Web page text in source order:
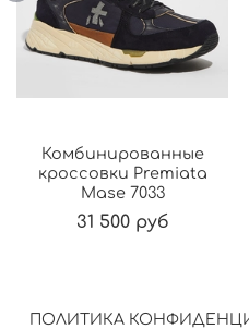
Комбинированные
кроссовки Premiata
Mase 7033
31 500 руб
ПОЛИТИКА